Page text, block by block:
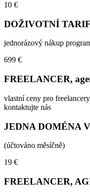
10 €
DOŽIVOTNÍ TARIF
jednorázový nákup
699 €
FREELANCER,
vlastní ceny pro
kontaktujte nás
JEDNA DOMÉNA
(účtováno měsíčně)
19 €
FREELANCER,